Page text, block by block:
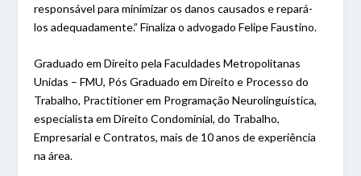
responsável para minimizar os danos causados e repará-
los adequadamente.” Finaliza o advogado Felipe Faustino.
Graduado em Direito pela Faculdades Metropolitanas
Unidas – FMU, Pós Graduado em Direito e Processo do
Trabalho, Practitioner em Programação Neurolinguística,
especialista em Direito Condominial, do Trabalho,
Empresarial e Contratos, mais de 10 anos de experiência
na área.